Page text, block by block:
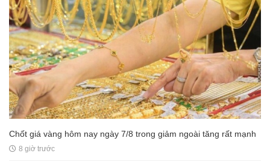
Chốt giá vàng hôm nay ngày 7/8 trong giảm ngoài tăng rất mạnh
8 giờ trước